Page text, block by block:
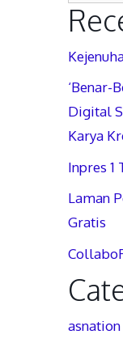
‘Benar-
Digital
Karya
Inpres 1
Laman
Gratis
asnation